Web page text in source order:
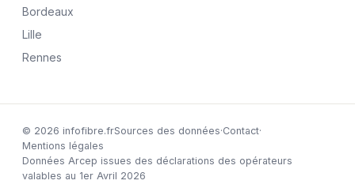
Bordeaux
Lille
Rennes
© 2026 infofibre.frSources des données·Contact·
Mentions légales
Données Arcep issues des déclarations des opérateurs
valables au 1er Avril 2026